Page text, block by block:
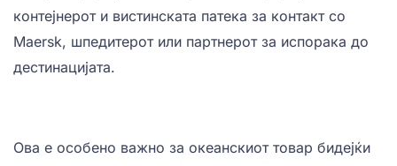
контејнерот и вистинската патека за контакт со
Maersk, шпедитерот или партнерот за испорака до
дестинацијата.
Ова е особено важно за океанскиот товар бидејќи